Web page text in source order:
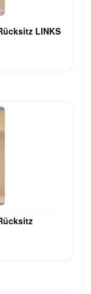
LINKS